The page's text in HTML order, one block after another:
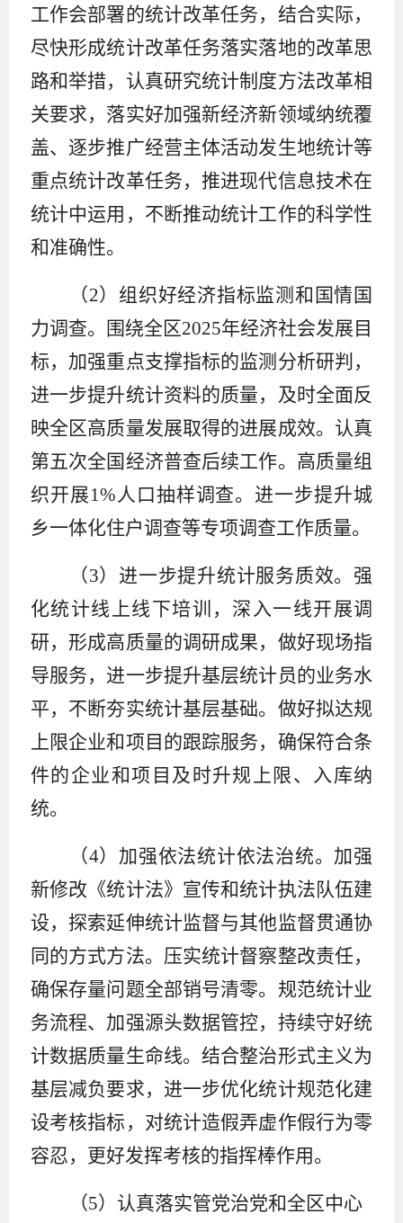
工作会部署的统计改革任务，结合实际，
尽快形成统计改革任务落实落地的改革思
路和举措，认真研究统计制度方法改革相
关要求，落实好加强新经济新领域纳统覆
盖、逐步推广经营主体活动发生地统计等
重点统计改革任务，推进现代信息技术在
统计中运用，不断推动统计工作的科学性
和准确性。
（2）组织好经济指标监测和国情国
力调查。围绕全区2025年经济社会发展目
标，加强重点支撑指标的监测分析研判，
进一步提升统计资料的质量，及时全面反
映全区高质量发展取得的进展成效。认真
第五次全国经济普查后续工作。高质量组
织开展1% 人口抽样调查。进一步提升城
乡一体化住户调查等专项调查工作质量。
（3）进一步提升统计服务质效。 强
化统计线上线下培训，深入一线开展调
研，形成高质量的调研成果，做好现场指
导服务，进一步提升基层统计员的业务水
平，不断夯实统计基层基础。做好拟达规
上限企业和项目的跟踪服务，确保符合条
件的企业和项目及时升规上限、入库纳
统。
（4）加强依法统计依法治统。 加强
新修改《统计法》宣传和统计执法队伍建
设，探索延伸统计监督与其他监督贯通协
同的方式方法。压实统计督察整改责任，
确保存量问题全部销号清零。规范统计业
务流程、加强源头数据管控，持续守好统
计数据质量生命线。结合整治形式主义为
基层减负要求，进一步优化统计规范化建
设考核指标，对统计造假弄虚作假行为零
容忍，更好发挥考核的指挥棒作用。
（5）认真落实管党治党和全区中心